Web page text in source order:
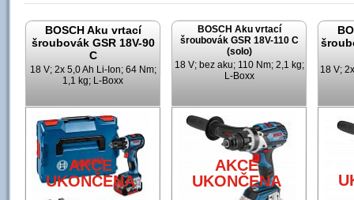
BOSCH Aku vrtací
šroubovák GSR 18V-90
C
18 V; 2x 5,0 Ah Li-Ion; 64 Nm;
1,1 kg; L-Boxx
AKCE
UKONČENA
BOSCH Aku vrtací
šroubovák GSR 18V-110 C
(solo)
18 V; bez aku; 110 Nm; 2,1 kg;
L-Boxx
AKCE
UKONČENA
18 V;